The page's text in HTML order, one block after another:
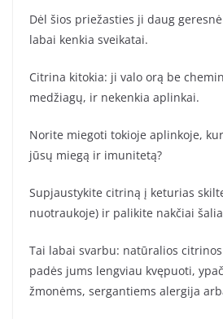
Dėl šios priežasties ji daug
labai kenkia sveikatai.
Citrina kitokia: ji valo orą be
medžiagų, ir nekenkia aplinkai.
Norite miegoti tokioje aplinkoje,
jūsų miegą ir imunitetą?
Supjaustykite citriną į keturias
nuotraukoje) ir palikite nakčiai
Tai labai svarbu: natūralios
padės jums lengviau kvępuoti,
žmonėms, sergantiems alergija